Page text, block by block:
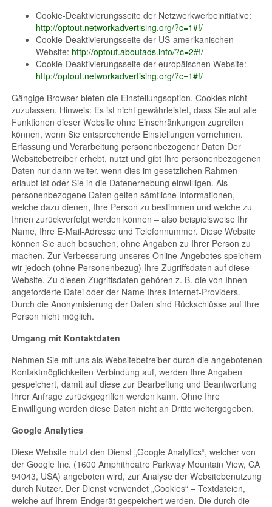
Cookie-Deaktivierungsseite der Netzwerkwerbeinitiative:
http://optout.networkadvertising.org/?c=1#!/
Cookie-Deaktivierungsseite der US-amerikanischen
Website: http://optout.aboutads.info/?c=2#!/
Cookie-Deaktivierungsseite der europäischen Website:
http://optout.networkadvertising.org/?c=1#!/
Gängige Browser bieten die Einstellungsoption, Cookies nicht
zuzulassen. Hinweis: Es ist nicht gewährleistet, dass Sie auf alle
Funktionen dieser Website ohne Einschränkungen zugreifen
können, wenn Sie entsprechende Einstellungen vornehmen.
Erfassung und Verarbeitung personenbezogener Daten Der
Websitebetreiber erhebt, nutzt und gibt Ihre personenbezogenen
Daten nur dann weiter, wenn dies im gesetzlichen Rahmen
erlaubt ist oder Sie in die Datenerhebung einwilligen. Als
personenbezogene Daten gelten sämtliche Informationen,
welche dazu dienen, Ihre Person zu bestimmen und welche zu
Ihnen zurückverfolgt werden können – also beispielsweise Ihr
Name, Ihre E-Mail-Adresse und Telefonnummer. Diese Website
können Sie auch besuchen, ohne Angaben zu Ihrer Person zu
machen. Zur Verbesserung unseres Online-Angebotes speichern
wir jedoch (ohne Personenbezug) Ihre Zugriffsdaten auf diese
Website. Zu diesen Zugriffsdaten gehören z. B. die von Ihnen
angeforderte Datei oder der Name Ihres Internet-Providers.
Durch die Anonymisierung der Daten sind Rückschlüsse auf Ihre
Person nicht möglich.
Umgang mit Kontaktdaten
Nehmen Sie mit uns als Websitebetreiber durch die angebotenen
Kontaktmöglichkeiten Verbindung auf, werden Ihre Angaben
gespeichert, damit auf diese zur Bearbeitung und Beantwortung
Ihrer Anfrage zurückgegriffen werden kann. Ohne Ihre
Einwilligung werden diese Daten nicht an Dritte weitergegeben.
Google Analytics
Diese Website nutzt den Dienst „Google Analytics“, welcher von
der Google Inc. (1600 Amphitheatre Parkway Mountain View, CA
94043, USA) angeboten wird, zur Analyse der Websitebenutzung
durch Nutzer. Der Dienst verwendet „Cookies“ – Textdateien,
welche auf Ihrem Endgerät gespeichert werden. Die durch die